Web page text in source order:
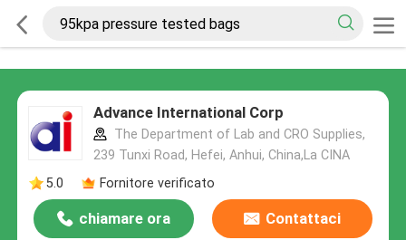
Advance International Corp
The Department of Lab and CRO Supplies,
239 Tunxi Road, Hefei, Anhui, China,La CINA
5.0
Fornitore verificato
chiamare ora Contattaci